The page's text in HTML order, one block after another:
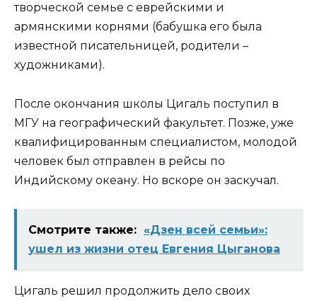
творческой семье с еврейскими и
армянскими корнями (бабушка его была
известной писательницей, родители –
художниками).
После окончания школы Цигаль поступил в
МГУ на географический факультет. Позже, уже
квалифицированным специалистом, молодой
человек был отправлен в рейсы по
Индийскому океану. Но вскоре он заскучал.
Смотрите также: «Дзен всей семьи»:
ушел из жизни отец Евгения Цыганова
Цигаль решил продолжить дело своих